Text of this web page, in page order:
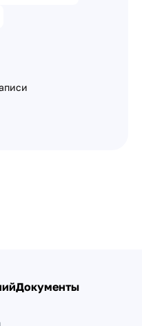
Документы